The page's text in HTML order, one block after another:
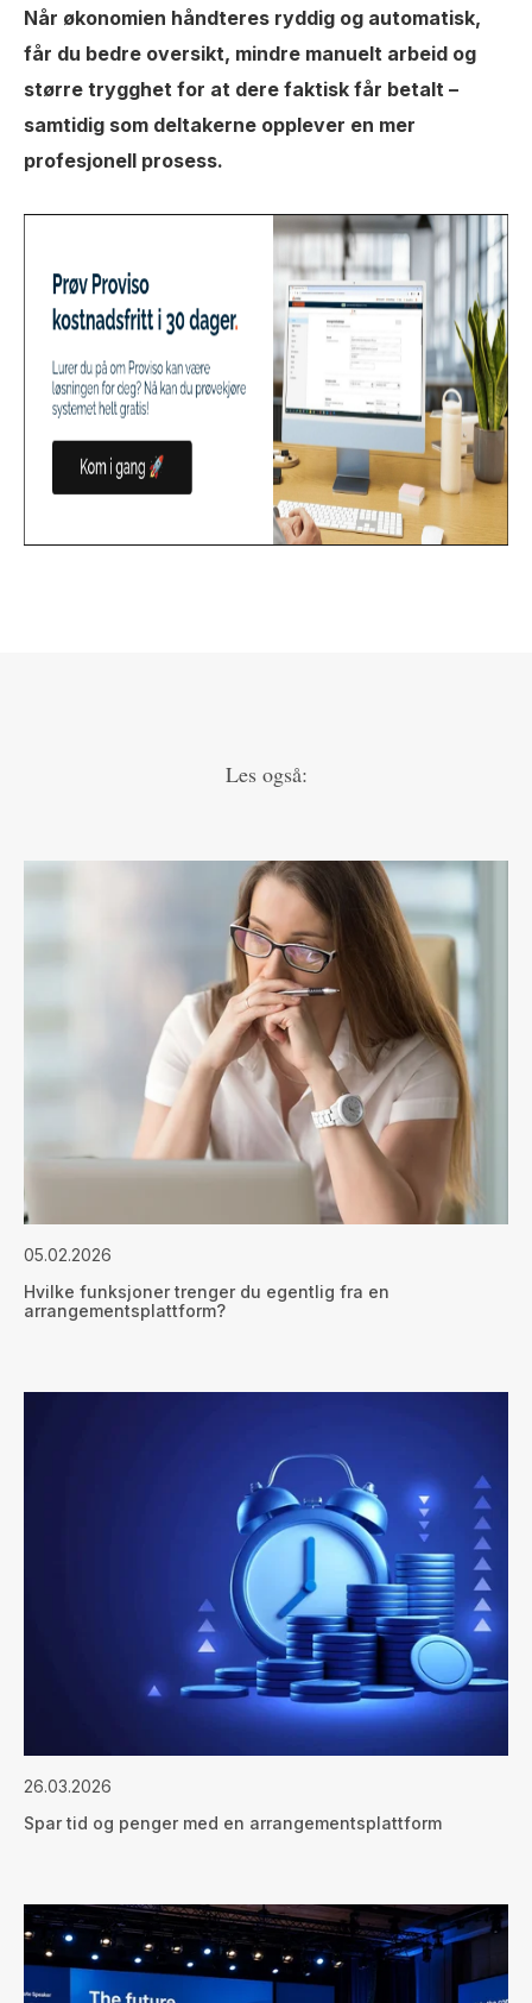
Når økonomien håndteres ryddig og automatisk,
får du bedre oversikt, mindre manuelt arbeid og
større trygghet for at dere faktisk får betalt –
samtidig som deltakerne opplever en mer
profesjonell prosess.
Les også:
05.02.2026
Hvilke funksjoner trenger du egentlig fra en
arrangementsplattform?
26.03.2026
Spar tid og penger med en arrangementsplattform